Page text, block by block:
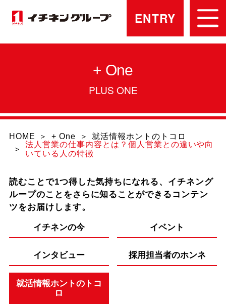
ENTRY
+ One
PLUS ONE
HOME + One
就活情報ホントのトコロ
法人営業の仕事内容とは？個人営業との違いや向
いている人の特徴
読むことで1つ得した気持ちになれる、イチネング
ループのことをさらに知ることができるコンテン
ツをお届けします。
イチネンの今 イベント
インタビュー 採用担当者のホンネ
就活情報ホントのトコ
ロ